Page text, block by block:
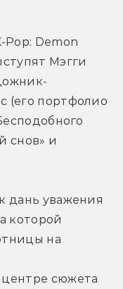
Pop: Demon
Мэгги
(его портфолио
снов» и
дань уважения
которой
на
сюжета